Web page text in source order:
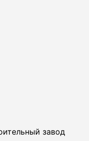
завод